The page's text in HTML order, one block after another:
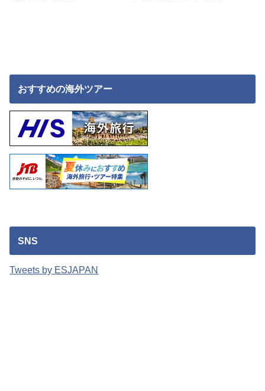
おすすめの海外ツアー
SNS
Tweets by ESJAPAN